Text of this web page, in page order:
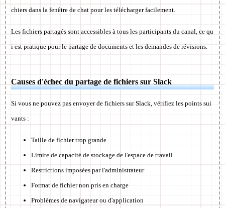
chiers dans la fenêtre de chat pour les télécharger facilement.
Les fichiers partagés sont accessibles à tous les participants du canal, ce qu
i est pratique pour le partage de documents et les demandes de révisions.
Causes d'échec du partage de fichiers sur Slack
Si vous ne pouvez pas envoyer de fichiers sur Slack, vérifiez les points sui
vants :
Taille de fichier trop grande
Limite de capacité de stockage de l'espace de travail
Restrictions imposées par l'administrateur
Format de fichier non pris en charge
Problèmes de navigateur ou d'application